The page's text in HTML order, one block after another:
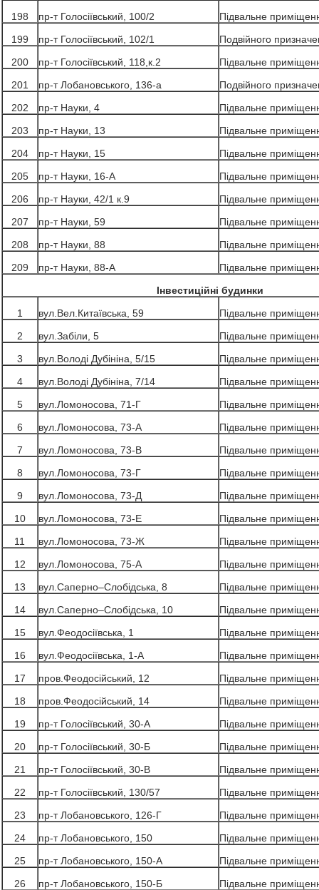
198 пр-т Голосіївський, 100/2
Підвальне
199
пр-т Голосіївський, 102/1
Подвійного
200
пр-т Голосіївський, 118,к.2
Підвальне
201
пр-т Лобановського, 136-а
Подвійного
202
пр-т Науки, 4
Підвальне
203
пр-т Науки, 13
Підвальне
204
пр-т Науки, 15
Підвальне
205
пр-т Науки, 16-А
Підвальне
206
пр-т Науки, 42/1 к.9
Підвальне
207
пр-т Науки, 59
Підвальне
208
пр-т Науки, 88
Підвальне
209
пр-т Науки, 88-А
Підвальне
Інвестиційні будинки
1
вул.Вел.Китаївська, 59
Підвальне
2
вул.Забіли, 5
Підвальне
3
вул.Володі Дубініна, 5/15
Підвальне
4
вул.Володі Дубініна, 7/14
Підвальне
5
вул.Ломоносова, 71-Г
Підвальне
6
вул.Ломоносова, 73-А
Підвальне
7
вул.Ломоносова, 73-В
Підвальне
8
вул.Ломоносова, 73-Г
Підвальне
9
вул.Ломоносова, 73-Д
Підвальне
10
вул.Ломоносова, 73-Е
Підвальне
11
вул.Ломоносова, 73-Ж
Підвальне
12
вул.Ломоносова, 75-А
Підвальне
13
вул.Саперно–Слобідська, 8
Підвальне
14
вул.Саперно–Слобідська, 10
Підвальне
15
вул.Феодосіївська, 1
Підвальне
16
вул.Феодосіївська, 1-А
Підвальне
17
пров.Феодосійський, 12
Підвальне
18
пров.Феодосійський, 14
Підвальне
19
пр-т Голосіївський, 30-А
Підвальне
20
пр-т Голосіївський, 30-Б
Підвальне
21
пр-т Голосіївський, 30-В
Підвальне
22
пр-т Голосіївський, 130/57
Підвальне
23
пр-т Лобановського, 126-Г
Підвальне
24
пр-т Лобановського, 150
Підвальне
25
пр-т Лобановського, 150-А
Підвальне
26
пр-т Лобановського, 150-Б
Підвальне